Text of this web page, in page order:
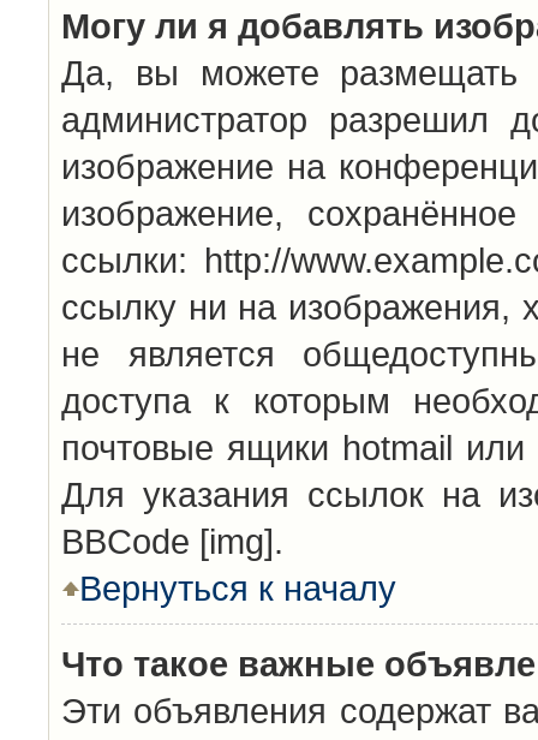
Могу ли я добавлять
Да, вы можете размещать
администратор разрешил
изображение на
изображение,
ссылки: http://
ссылку ни на
не является
доступа к которым
почтовые ящики hotmail
Для указания ссылок на
BBCode [img].
Вернуться к началу
Что такое важные
Эти объявления содержат